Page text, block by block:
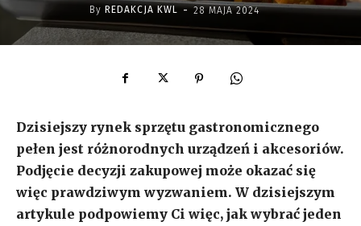
By REDAKCJA KWL - 28 MAJA 2024
Dzisiejszy rynek sprzętu gastronomicznego
pełen jest różnorodnych urządzeń i akcesoriów.
Podjęcie decyzji zakupowej może okazać się
więc prawdziwym wyzwaniem. W dzisiejszym
artykule podpowiemy Ci więc, jak wybrać jeden